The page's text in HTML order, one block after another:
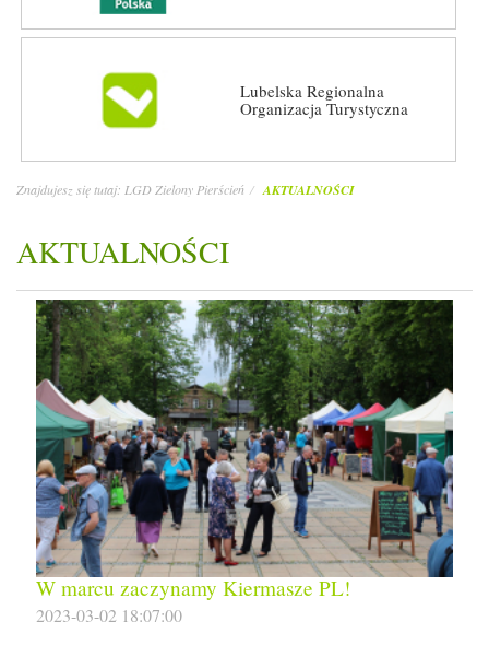
Lubelska Regionalna
Organizacja Turystyczna
Znajdujesz się tutaj: LGD Zielony Pierścień AKTUALNOŚCI
AKTUALNOŚCI
W marcu zaczynamy Kiermasze PL!
2023-03-02 18:07:00